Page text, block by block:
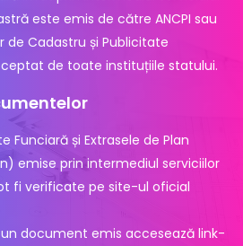
este emis de către ANCPI sau
de Cadastru și Publicitate
de toate instituțiile statului.
Funciară și Extrasele de Plan
emise prin intermediul serviciilor
fi verificate pe site-ul oficial
document emis accesează link-